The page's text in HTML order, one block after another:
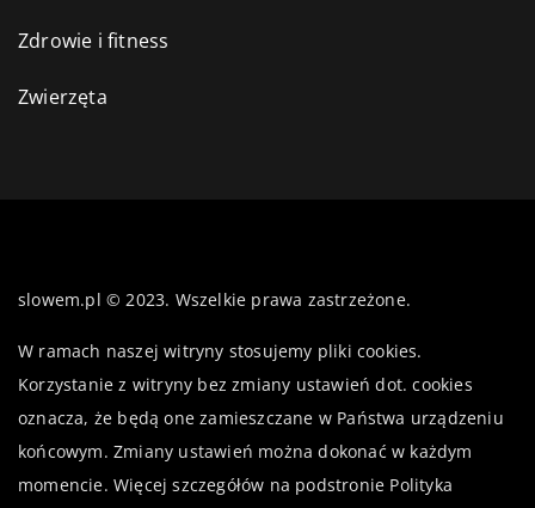
Zdrowie i fitness
Zwierzęta
slowem.pl © 2023. Wszelkie prawa zastrzeżone.
W ramach naszej witryny stosujemy pliki cookies.
Korzystanie z witryny bez zmiany ustawień dot. cookies
oznacza, że będą one zamieszczane w Państwa urządzeniu
końcowym. Zmiany ustawień można dokonać w każdym
momencie. Więcej szczegółów na podstronie Polityka